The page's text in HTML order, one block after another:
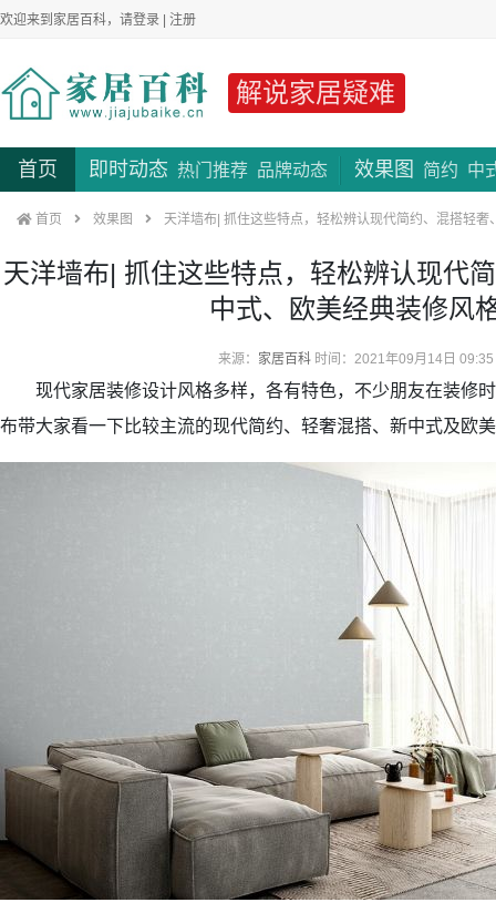
欢迎来到家居百科，请登录 | 注册
解说家居疑难
首页 即时动态 热门推荐 品牌动态 效果图 简约 中
首页 效果图 天洋墙布| 抓住这些特点，轻松辨认现代简约、混搭轻
天洋墙布| 抓住这些特点，轻松辨认现代
中式、欧美经典装修风
来源： 家居百科时间：2021年09月14日 09:35
现代家居装修设计风格多样，各有特色，不少朋友在装修时
布带大家看一下比较主流的现代简约、轻奢混搭、新中式及欧